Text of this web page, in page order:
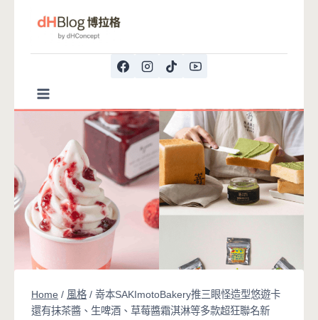
Home / 風格 / 嵜本SAKImotoBakery推三眼怪造型悠遊卡
還有抹茶醬、生啤酒、草莓醬霜淇淋等多款超狂聯名新